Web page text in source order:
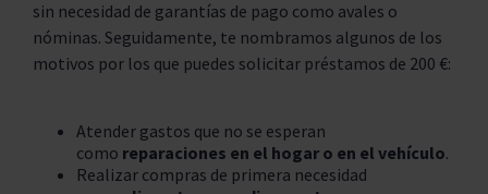
sin necesidad de garantías de pago como avales o
nóminas. Seguidamente, te nombramos algunos de los
motivos por los que puedes solicitar préstamos de 200 €:
Atender gastos que no se esperan
como reparaciones en el hogar o en el vehículo.
Realizar compras de primera necesidad